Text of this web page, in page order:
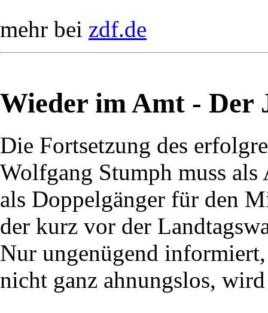
mehr bei zdf.de
Wieder im Amt - Der
Die Fortsetzung des
Wolfgang Stumph muss
als Doppelgänger für den
der kurz vor der
Nur ungenügend
nicht ganz ahnungslos,